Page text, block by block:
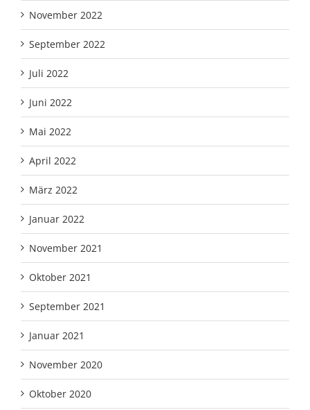
November 2022
September 2022
Juli 2022
Juni 2022
Mai 2022
April 2022
März 2022
Januar 2022
November 2021
Oktober 2021
September 2021
Januar 2021
November 2020
Oktober 2020